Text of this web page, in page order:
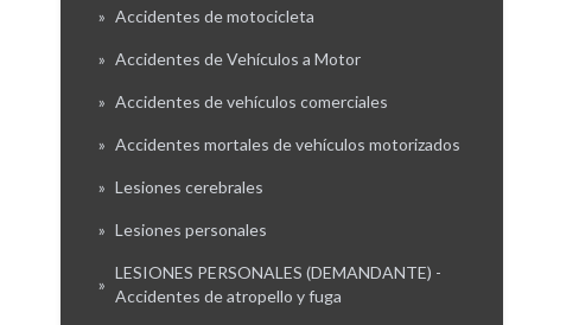
» Accidentes de motocicleta
» Accidentes de Vehículos a Motor
» Accidentes de vehículos comerciales
» Accidentes mortales de vehículos motorizados
» Lesiones cerebrales
» Lesiones personales
»
LESIONES PERSONALES (DEMANDANTE) -
Accidentes de atropello y fuga